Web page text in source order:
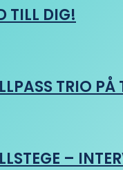
TILL DIG!
TRIO PÅ
–